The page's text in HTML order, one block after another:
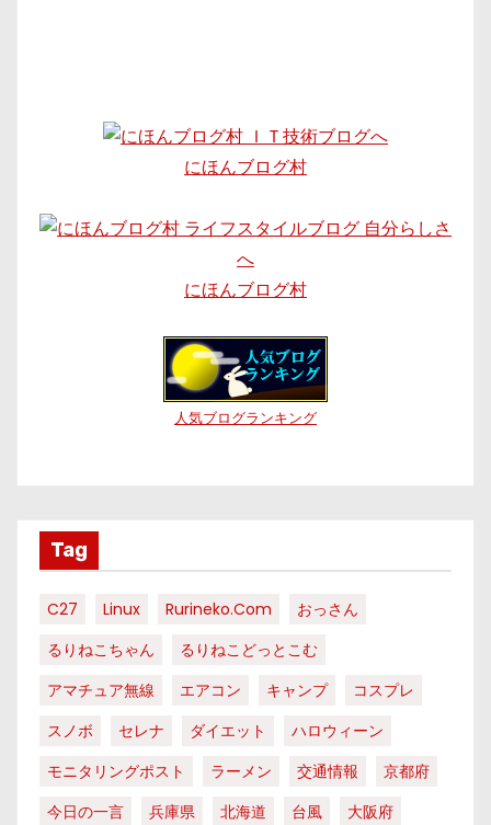
にほんブログ村
にほんブログ村
人気ブログランキング
Tag
C27 Linux Rurineko.com
おっさん
るりねこちゃん
るりねこどっとこむ
アマチュア無線
エアコン キャンプ
コスプレ
スノボ
セレナ ダイエット
ハロウィーン
モニタリングポスト
ラーメン 交通情報
京都府
今日の一言
兵庫県 北海道 台風
大阪府